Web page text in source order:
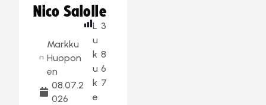
Nico Salolle
Markku
Huopon
en
08.07.2
026
L
u
k
u
k
e
3
8
6
7